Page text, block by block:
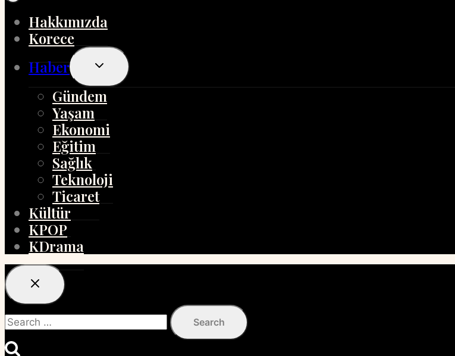
Hakkımızda
Korece
Haber
Toggle
Menu
Gündem
Yaşam
Ekonomi
Eğitim
Sağlık
Teknoloji
Ticaret
Kültür
KPOP
KDrama
Search
for: